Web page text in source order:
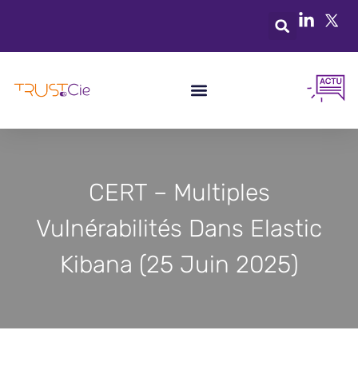
CERT – Multiples
Vulnérabilités Dans Elastic
Kibana (25 Juin 2025)